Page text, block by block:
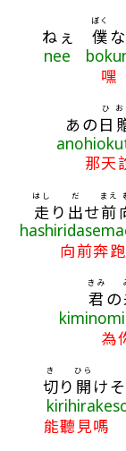
ねぇ 僕
ぼく
nee
嘿
あの 日
ひ お
那天
走
はし
り 出
だ
せ前
まえ
向前奔
君
きみ
の
為
切
き
り 開
ひら
け
能聽見嗎